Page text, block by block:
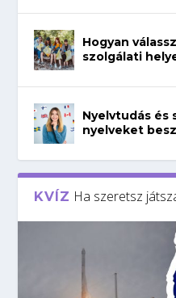
Hogyan
szolgálati
Nyelvtudás és
nyelveket
KVÍZ Ha szeretsz